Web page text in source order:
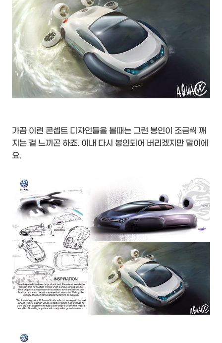
가끔 이런 콘셉트 디자인들을 볼때는 그런 봉인이 조금씩 깨
지는 걸 느끼곤 하죠. 이내 다시 봉인되어 버리겠지만 말이에
요.